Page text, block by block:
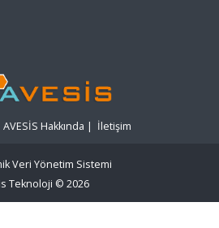
AVESİS Hakkında | İletişim
Veri Yönetim Sistemi
Teknoloji © 2026